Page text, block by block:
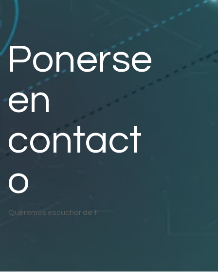
Ponerse
en
contact
o
Queremos escuchar de ti